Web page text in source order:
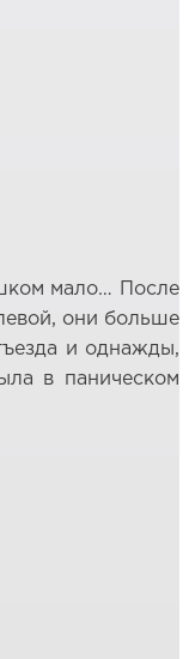
мало… После
они больше
и однажды,
в паническом